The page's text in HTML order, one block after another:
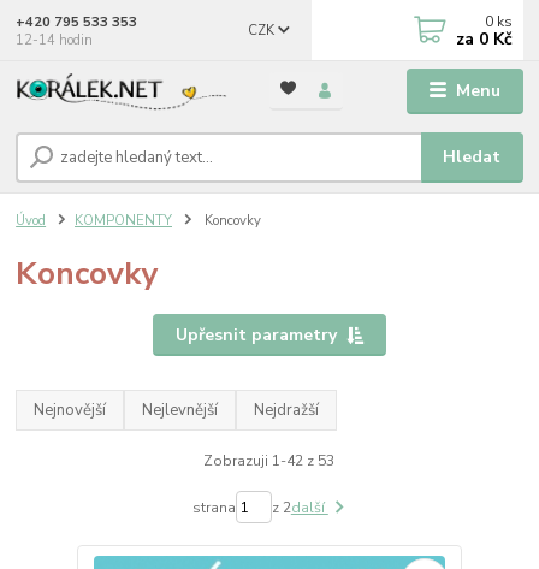
Menu
CZK
Hledat
+420 795 533 353
12-14 hodin
0 ks
za 0 Kč
Úvod KOMPONENTY Koncovky
Koncovky
Upřesnit parametry
Nejnovější Nejlevnější Nejdražší
Zobrazuji 1-42 z 53
strana z 2další